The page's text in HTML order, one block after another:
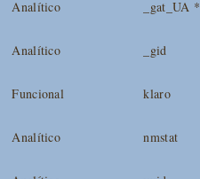
Analítico _gat_UA *
Analítico _gid
Funcional klaro
Analítico nmstat